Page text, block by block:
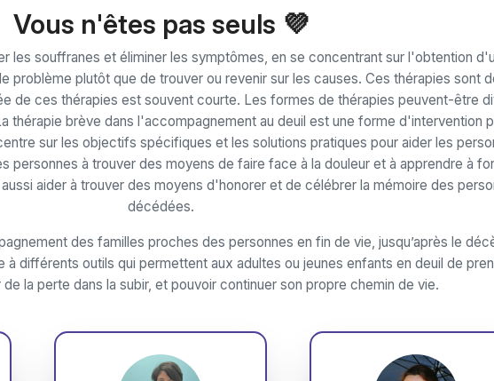
Vous n'êtes pas seuls 💜
les souffranes et éliminer les symptômes, en se concentrant sur l'obtention
problème plutôt que de trouver ou revenir sur les causes. Ces thérapies sont
de ces thérapies est souvent courte. Les formes de thérapies peuvent-être
thérapie brève dans l'accompagnement au deuil est une forme d'intervention
sur les objectifs spécifiques et les solutions pratiques pour aider les
personnes à trouver des moyens de faire face à la douleur et à apprendre à
aider à trouver des moyens d'honorer et de célébrer la mémoire des
décédées.
des familles proches des personnes en fin de vie, jusqu’après le
différents outils qui permettent aux adultes ou jeunes enfants en deuil de
la perte dans la subir, et pouvoir continuer son propre chemin de vie.